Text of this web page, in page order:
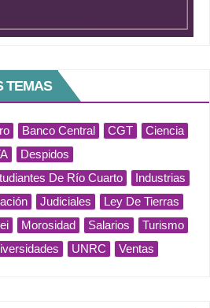
TEMAS
Banco Central CGT
Ciencia
Despidos
De Río Cuarto
Industrias
Judiciales
Ley De Tierras
Morosidad Salarios
Turismo
UNRC Ventas